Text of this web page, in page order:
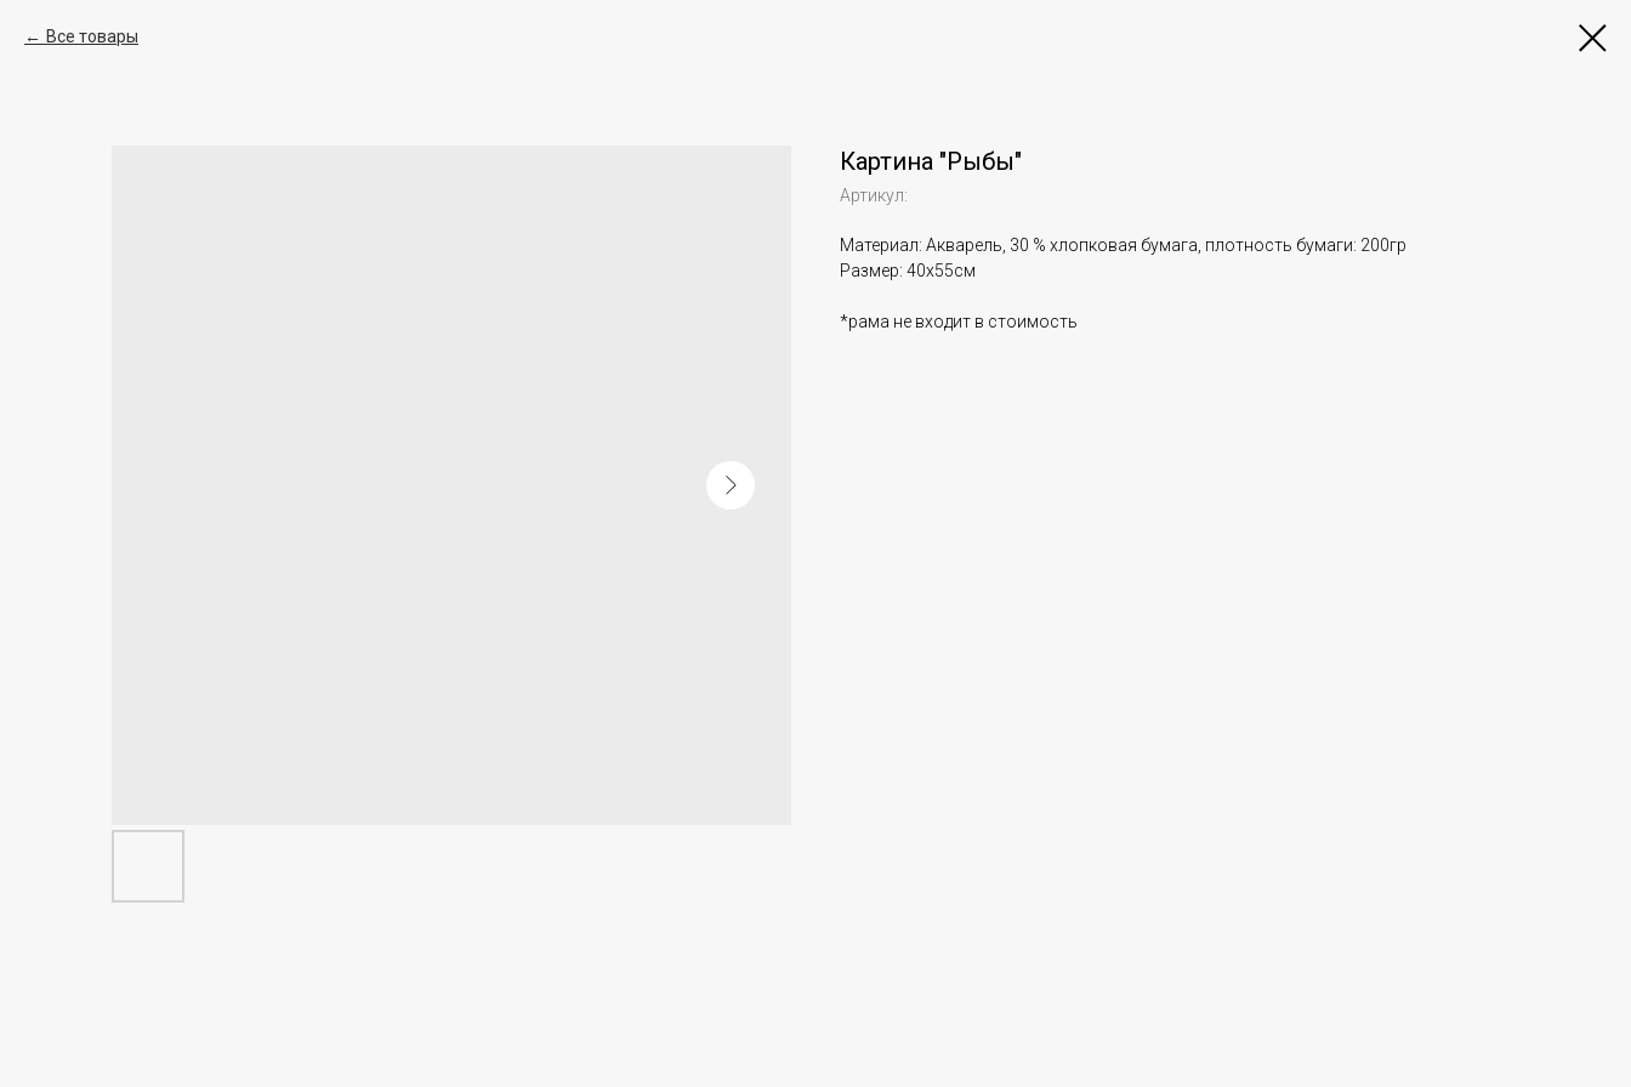
Все товары
Картина "Рыбы"
Артикул:
Материал: Акварель, 30 % хлопковая бумага, плотность бумаги: 200гр
Размер: 40х55см
*рама не входит в стоимость